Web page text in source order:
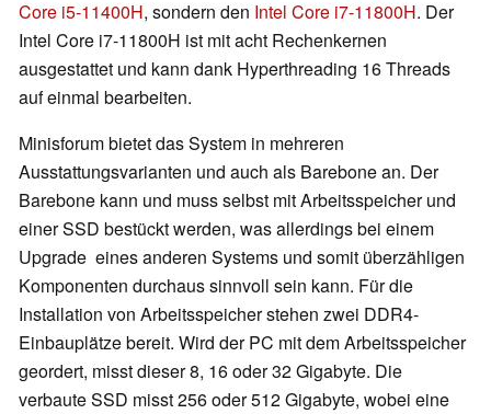
Core i5-11400H, sondern den Intel Core i7-11800H. Der
Intel Core i7-11800H ist mit acht Rechenkernen
ausgestattet und kann dank Hyperthreading 16 Threads
auf einmal bearbeiten.
Minisforum bietet das System in mehreren
Ausstattungsvarianten und auch als Barebone an. Der
Barebone kann und muss selbst mit Arbeitsspeicher und
einer SSD bestückt werden, was allerdings bei einem
Upgrade eines anderen Systems und somit überzähligen
Komponenten durchaus sinnvoll sein kann. Für die
Installation von Arbeitsspeicher stehen zwei DDR4-
Einbauplätze bereit. Wird der PC mit dem Arbeitsspeicher
geordert, misst dieser 8, 16 oder 32 Gigabyte. Die
verbaute SSD misst 256 oder 512 Gigabyte, wobei eine